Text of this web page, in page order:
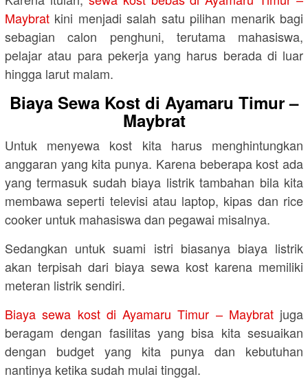
Maybrat kini menjadi salah satu pilihan menarik bagi
sebagian calon penghuni, terutama mahasiswa,
pelajar atau para pekerja yang harus berada di luar
hingga larut malam.
Biaya Sewa Kost di Ayamaru Timur –
Maybrat
Untuk menyewa kost kita harus menghintungkan
anggaran yang kita punya. Karena beberapa kost ada
yang termasuk sudah biaya listrik tambahan bila kita
membawa seperti televisi atau laptop, kipas dan rice
cooker untuk mahasiswa dan pegawai misalnya.
Sedangkan untuk suami istri biasanya biaya listrik
akan terpisah dari biaya sewa kost karena memiliki
meteran listrik sendiri.
Biaya sewa kost di Ayamaru Timur – Maybratjuga
beragam dengan fasilitas yang bisa kita sesuaikan
dengan budget yang kita punya dan kebutuhan
nantinya ketika sudah mulai tinggal.